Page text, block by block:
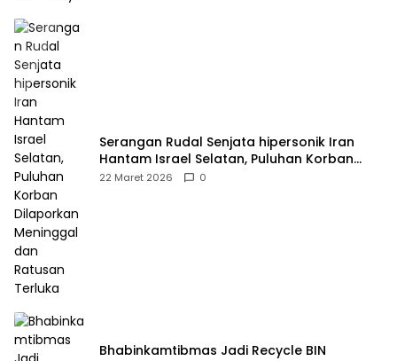
Serangan Rudal Senjata hipersonik Iran
Hantam Israel Selatan, Puluhan Korban
Dilaporkan Meninggal dan Ratusan Terluka
22 Maret 2026 0
Bhabinkamtibmas Jadi Recycle BIN